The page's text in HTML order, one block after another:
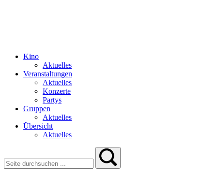
Kino
Aktuelles
Veranstaltungen
Aktuelles
Konzerte
Partys
Gruppen
Aktuelles
Übersicht
Aktuelles